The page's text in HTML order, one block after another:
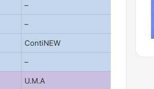
–
–
ContiNEW
–
U.M.A